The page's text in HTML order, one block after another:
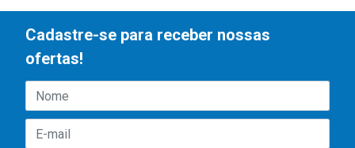
Cadastre-se para receber nossas
ofertas!